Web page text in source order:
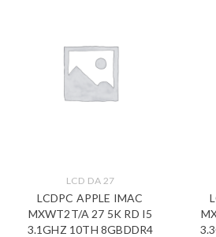
LCD DA 27
LCDPC APPLE IMAC
MXWT2T/A 27 5K RD I5
3.1GHZ 10TH 8GBDDR4